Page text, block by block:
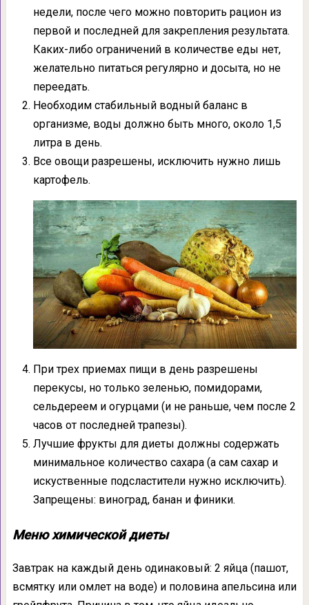
недели, после чего можно повторить рацион из
первой и последней для закрепления результата.
Каких-либо ограничений в количестве еды нет,
желательно питаться регулярно и досыта, но не
переедать.
Необходим стабильный водный баланс в
организме, воды должно быть много, около 1,5
литра в день.
Все овощи разрешены, исключить нужно лишь
картофель.
При трех приемах пищи в день разрешены
перекусы, но только зеленью, помидорами,
сельдереем и огурцами (и не раньше, чем после 2
часов от последней трапезы).
Лучшие фрукты для диеты должны содержать
минимальное количество сахара (а сам сахар и
искуственные подсластители нужно исключить).
Запрещены: виноград, банан и финики.
Меню химической диеты
Завтрак на каждый день одинаковый: 2 яйца (пашот,
всмятку или омлет на воде) и половина апельсина или